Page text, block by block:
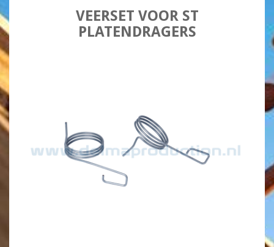
VEERSET VOOR ST
PLATENDRAGERS